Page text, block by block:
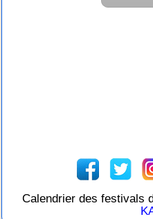
Calendrier des festivals